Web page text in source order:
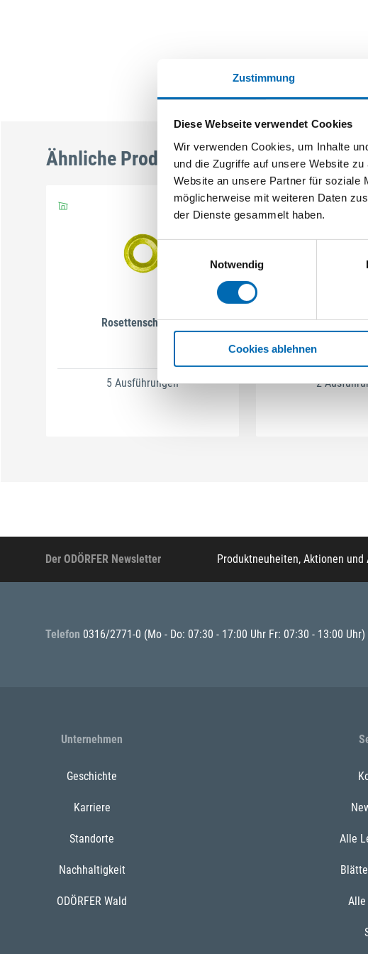
Zustimmung
Diese Webseite verwendet Cookies
Wir verwenden Cookies, um Inhalte
und die Zugriffe auf unsere Website
Website an unsere Partner für soziale
möglicherweise mit weiteren Daten
der Dienste gesammelt haben.
Einwilligungsauswahl
Notwendig
Cookies ablehnen
Ähnliche Produkte
Rosettenscheiben
5 Ausführungen
SCHMID
2
Der ODÖRFER Newsletter Produktneuheiten, Aktionen
Telefon 0316/2771-0 (Mo - Do: 07:30 - 17:00 Uhr Fr: 07:30 - 13:00 Uhr)
Unternehmen
Geschichte
Karriere
Standorte
Nachhaltigkeit
ODÖRFER Wald
Alle
Alle